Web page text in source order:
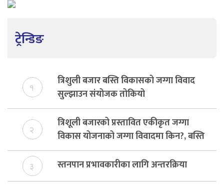
ट्रेन्डिङ
१
त्रिशुली बजार बस्ति विकासको जग्गा विवाद
सुल्झाउन संयोजक तोकियो
२
त्रिशूली बजारको प्रस्तावित एकीकृत जग्गा
विकास योजनाको जग्गा विवादमा किन?, बस्ति
विकास दर्ता नभए समिति विघटन हुने
३ स्तनपान प्रभावकारीका लागि अन्तरक्रिया